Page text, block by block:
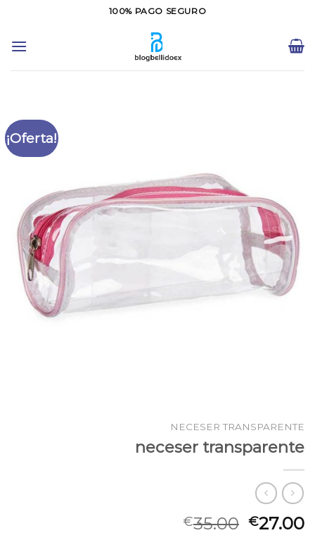
contenido
100% PAGO SEGURO
¡Oferta!
NECESER TRANSPARENTE
neceser transparente
€35.00 €27.00